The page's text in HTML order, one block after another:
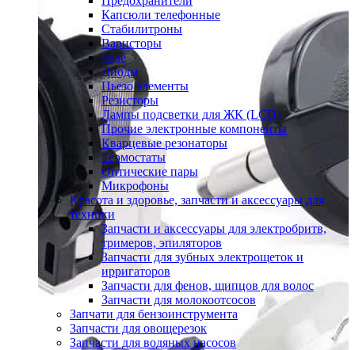
Капсюли телефонные
Стабилитроны
Варисторы
Реле
Диоды
Пьезо элементы
Резисторы
Лампы подсветки для ЖК (LCD)
Прочие электронные компоненты
Кварцевые резонаторы
Термостаты
Оптические пары
Микрофоны
Красота и здоровье, запчасти и аксессуары для
техники
Запчасти и аксессуары для электробритв,
тримеров, эпиляторов
Запчасти для зубных электрощеток и
ирригаторов
Запчасти для фенов, щипцов для волос
Запчасти для молокоотсосов
Запчати для бензоинструмента
Запчасти для овощерезок
Запчасти для водяных насосов